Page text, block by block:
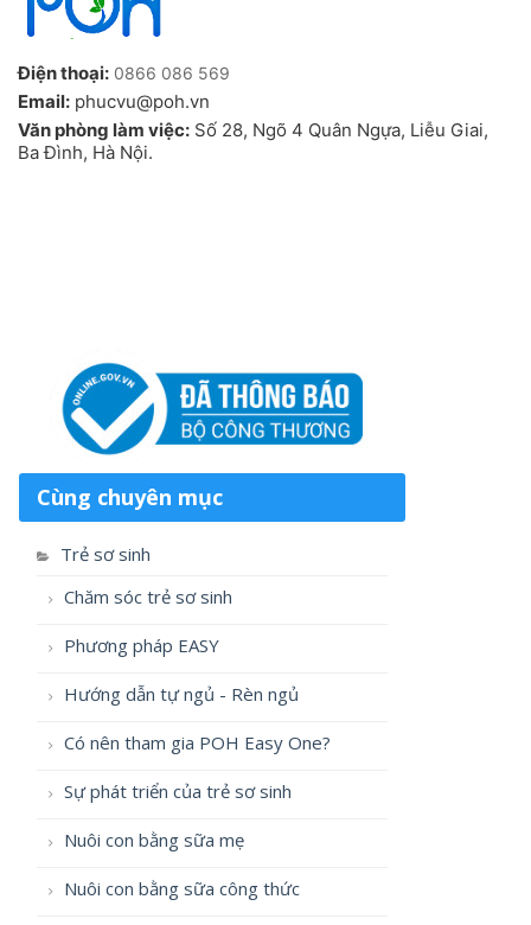
Điện thoại: 0866 086 569
Email: phucvu@poh.vn
Văn phòng làm việc: Số 28, Ngõ 4 Quân Ngựa, Liễu Giai,
Ba Đình, Hà Nội.
Cùng chuyên mục
Trẻ sơ sinh
Chăm sóc trẻ sơ sinh
Phương pháp EASY
Hướng dẫn tự ngủ - Rèn ngủ
Có nên tham gia POH Easy One?
Sự phát triển của trẻ sơ sinh
Nuôi con bằng sữa mẹ
Nuôi con bằng sữa công thức